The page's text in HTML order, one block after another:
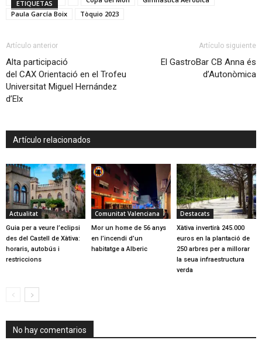
ETIQUETAS
Paula García Boix
Tòquio 2023
Artículo anterior
Alta participació
del CAX Orientació en el Trofeu
Universitat Miguel Hernández
d’Elx
Artículo siguiente
El GastroBar CB Anna és
d’Autonòmica
Artículo relacionados
Actualitat
Guia per a veure l’eclipsi
des del Castell de Xàtiva:
horaris, autobús i
restriccions
Comunitat Valenciana
Mor un home de 56 anys
en l’incendi d’un
habitatge a Alberic
Destacats
Xàtiva invertirà 245.000
euros en la plantació de
250 arbres per a millorar
la seua infraestructura
verda
No hay comentarios